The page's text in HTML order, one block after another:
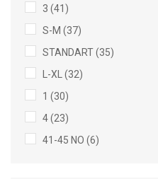
3 (41)
S-M (37)
STANDART (35)
L-XL (32)
1 (30)
4 (23)
41-45 NO (6)